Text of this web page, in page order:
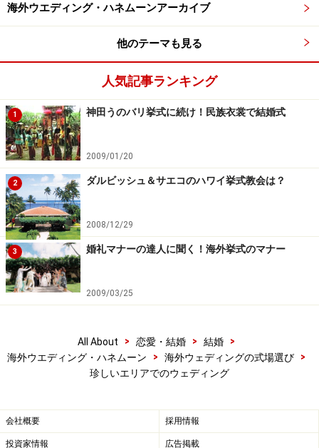
海外ウエディング・ハネムーンアーカイブ
他のテーマも見る
人気記事ランキング
1 神田うのバリ挙式に続け！民族衣裳で結婚式
2009/01/20
2 ダルビッシュ＆サエコのハワイ挙式教会は？
2008/12/29
3 婚礼マナーの達人に聞く！海外挙式のマナー
2009/03/25
All About > 恋愛・結婚 > 結婚
>
海外ウエディング・ハネムーン
> 海外ウェディングの式場選び
>
珍しいエリアでのウェディング
会社概要 採用情報
投資家情報 広告掲載